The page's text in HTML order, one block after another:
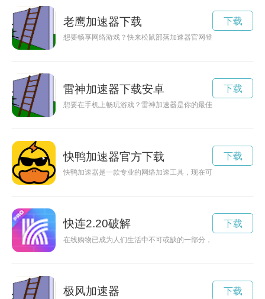
老鹰加速器下载
想要畅享网络游戏？快来松鼠部落加速器官网登录入口，享受流
下载
雷神加速器下载安卓
想要在手机上畅玩游戏？雷神加速器是你的最佳选择！现在可
下载
快鸭加速器官方下载
快鸭加速器是一款专业的网络加速工具，现在可免费试用！无
下载
快连2.20破解
在线购物已成为人们生活中不可或缺的一部分，而K快连的破解
下载
极风加速器 下载